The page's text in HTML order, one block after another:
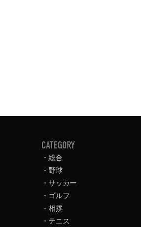
CATEGORY
総合
野球
サッカー
ゴルフ
相撲
テニス